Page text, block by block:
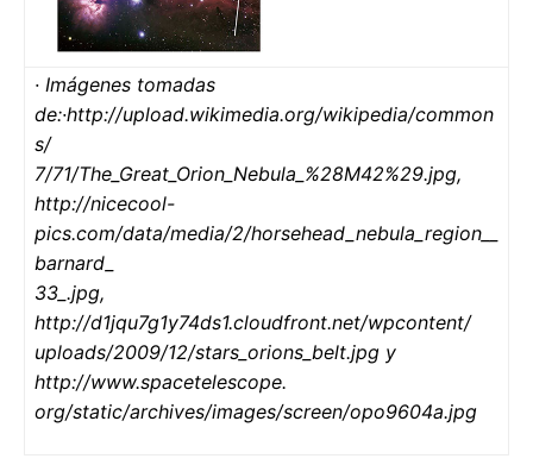
· Imágenes tomadas
de:·http://upload.wikimedia.org/wikipedia/common
s/
7/71/The_Great_Orion_Nebula_%28M42%29.jpg,
http://nicecool-
pics.com/data/media/2/horsehead_nebula_region__
barnard_
33_.jpg,
http://d1jqu7g1y74ds1.cloudfront.net/wpcontent/
uploads/2009/12/stars_orions_belt.jpg y
http://www.spacetelescope.
org/static/archives/images/screen/opo9604a.jpg